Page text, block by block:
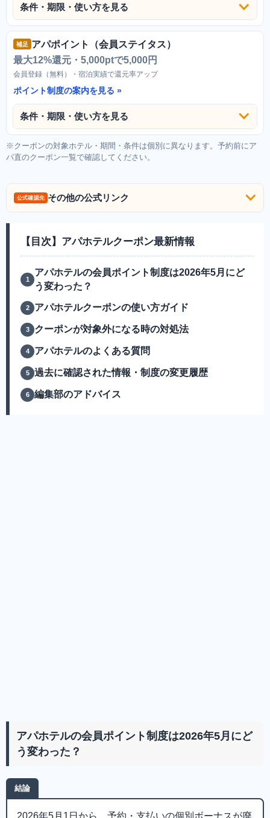
条件・期限・使い方を見る
補足
アパポイント（会員ステイタス）
最大12%還元・5,000ptで5,000円
会員登録（無料）・宿泊実績で還元率アップ
ポイント制度の案内を見る
条件・期限・使い方を見る
※クーポンの対象ホテル・期間・条件は個別に異なります。予約前にア
パ直のクーポン一覧で確認してください。
公式確認先 その他の公式リンク
【目次】アパホテルクーポン最新情報
アパホテルの会員ポイント制度は2026年5月にど
う変わった？
アパホテルクーポンの使い方ガイド
クーポンが対象外になる時の対処法
アパホテルのよくある質問
過去に確認された情報・制度の変更履歴
編集部のアドバイス
アパホテルの会員ポイント制度は2026年5月にど
う変わった？
結論
2026年5月1日から、予約・支払いの個別ボーナスが廃